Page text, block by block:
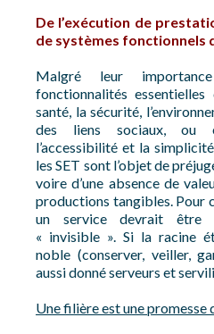
De l’exécution de
de systèmes fonctionnels
Malgré leur
fonctionnalités
santé, la sécurité,
des liens sociaux, ou
l’accessibilité et la
les SET sont l’objet de
voire d’une absence de
productions tangibles. Pour
un service devrait être
« invisible ». Si la racine
noble (conserver, veiller,
aussi donné serveurs et
Une filière est une promesse